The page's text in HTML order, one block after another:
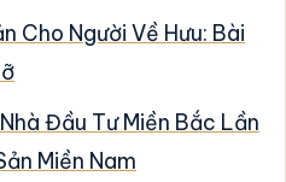
Cho Người Về Hưu: Bài
Đầu Tư Miền Bắc Lần
Miền Nam